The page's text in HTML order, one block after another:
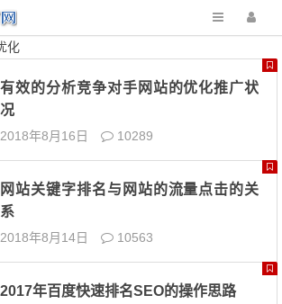
化
有效的分析竞争对手网站的优化推广状
况
2018年8月16日 10289
网站关键字排名与网站的流量点击的关
系
2018年8月14日 10563
2017年百度快速排名SEO的操作思路